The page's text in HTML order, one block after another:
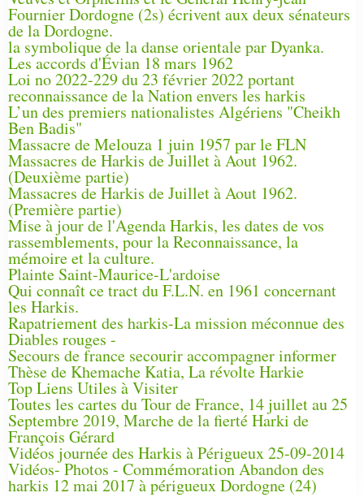
Fournier Dordogne (2s) écrivent aux deux sénateurs
de la Dordogne.
la symbolique de la danse orientale par Dyanka.
Les accords d'Évian 18 mars 1962
Loi no 2022-229 du 23 février 2022 portant
reconnaissance de la Nation envers les harkis
L’un des premiers nationalistes Algériens "Cheikh
Ben Badis"
Massacre de Melouza 1 juin 1957 par le FLN
Massacres de Harkis de Juillet à Aout 1962.
(Deuxième partie)
Massacres de Harkis de Juillet à Aout 1962.
(Première partie)
Mise à jour de l'Agenda Harkis, les dates de vos
rassemblements, pour la Reconnaissance, la
mémoire et la culture.
Plainte Saint-Maurice-L'ardoise
Qui connaît ce tract du F.L.N. en 1961 concernant
les Harkis.
Rapatriement des harkis-La mission méconnue des
Diables rouges -
Secours de france secourir accompagner informer
Thèse de Khemache Katia, La révolte Harkie
Top Liens Utiles à Visiter
Toutes les cartes du Tour de France, 14 juillet au 25
Septembre 2019, Marche de la fierté Harki de
François Gérard
Vidéos journée des Harkis à Périgueux 25-09-2014
Vidéos- Photos - Commémoration Abandon des
harkis 12 mai 2017 à périgueux Dordogne (24)